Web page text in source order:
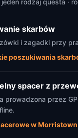
rodzaj questa ·
skarbów
i zagadki przy
poszukiwania
spacer z
prowadzona przez
w Morristown